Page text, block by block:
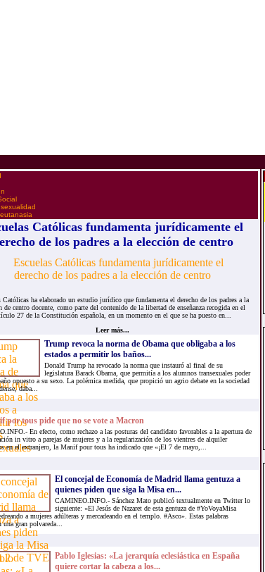
Católicas fundamenta jurídicamente el
de los padres a la elección de centro
Católicas ha elaborado un estudio jurídico que fundamenta el derecho de los padres a la
de centro docente, como parte del contenido de la libertad de enseñanza recogida en el
27 de la Constitución española, en un momento en el que se ha puesto en...
Leer más...
Trump revoca la norma de Obama que obligaba a los
estados a permitir los baños...
Donald Trump ha revocado la norma que instauró al final de su
legislatura Barack Obama, que permitía a los alumnos transexuales poder
opuesto a su sexo. La polémica medida, que propició un agrio debate en la sociedad
daba...
por tous pide que no se vote a Macron
En efecto, como rechazo a las posturas del candidato favorables a la apertura de
in vitro a parejas de mujeres y a la regularización de los vientres de alquiler
en el extranjero, la Manif pour tous ha indicado que «¡El 7 de mayo,...
El concejal de Economía de Madrid llama gentuza a
quienes piden que siga la Misa en...
CAMINEO.INFO.- Sánchez Mato publicó textualmente en Twitter lo
siguiente: «El Jesús de Nazaret de esta gentuza de #YoVoyaMisa
a mujeres adúlteras y mercadeando en el templo. #Asco». Estas palabras
una gran polvareda...
Pablo Iglesias: «La jerarquía eclesiástica en España
quiere cortar la cabeza a los...